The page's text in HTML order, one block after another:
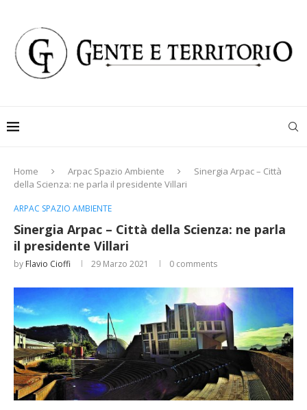
Home Arpac Spazio Ambiente
Sinergia Arpac – Città
della Scienza: ne parla il presidente Villari
ARPAC SPAZIO AMBIENTE
Sinergia Arpac – Città della Scienza: ne parla
il presidente Villari
by Flavio Cioffi 29 Marzo 2021 0 comments